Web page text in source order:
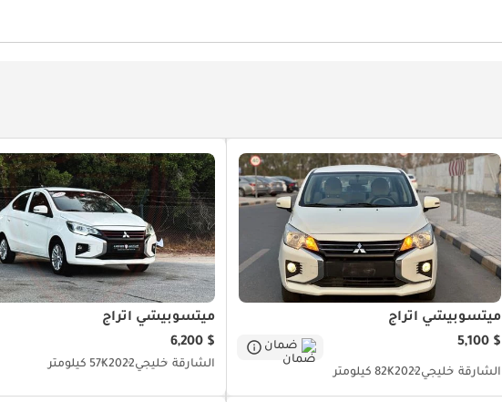
ميتسوبيشي اتراج
$ 5,100
ضمان
الشارقة خليجي202282K كيلومتر
ميتسوبيشي اتراج
$ 6,200
الشارقة خليجي202257K كيلومتر